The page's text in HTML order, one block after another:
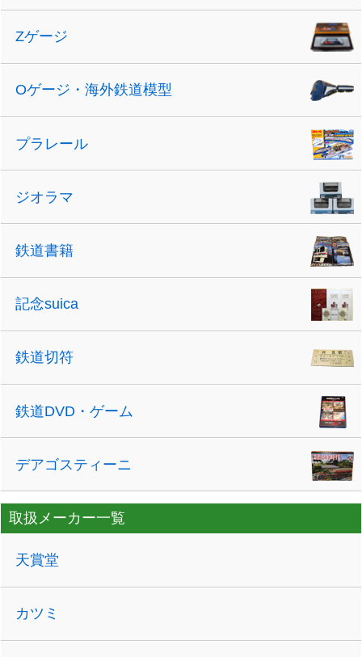
Zゲージ
Oゲージ・海外鉄道模型
プラレール
ジオラマ
鉄道書籍
記念suica
鉄道切符
鉄道DVD・ゲーム
デアゴスティーニ
取扱メーカー一覧
天賞堂
カツミ